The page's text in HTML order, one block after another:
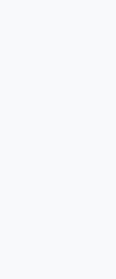
BUKA SOSIALISASI